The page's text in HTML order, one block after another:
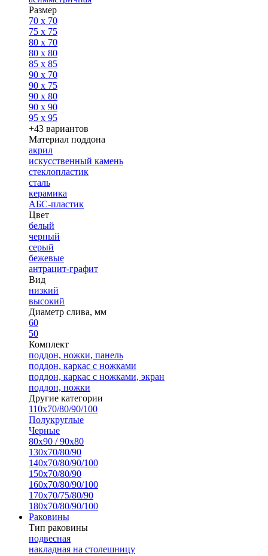
Размер
70 x 70
75 x 75
80 x 70
80 x 80
85 x 85
90 x 70
90 x 75
90 x 80
90 x 90
95 x 95
+43 вариантов
Материал поддона
акрил
искусственный камень
стеклопластик
сталь
керамика
АБС-пластик
Цвет
белый
черный
серый
бежевые
антрацит-графит
Вид
низкий
высокий
Диаметр слива, мм
60
50
Комплект
поддон, ножки, панель
поддон, каркас с ножками
поддон, каркас с ножками, экран
поддон, ножки
Другие категории
110х70/80/90/100
Полукруглые
Черные
80х90 / 90х80
130х70/80/90
140х70/80/90/100
150х70/80/90
160х70/80/90/100
170х70/75/80/90
180х70/80/90/100
Раковины
Тип раковины
подвесная
накладная на столешницу